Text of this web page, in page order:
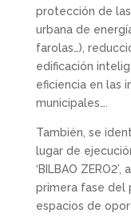
protección de
urbana de
farolas…),
edificación
eficiencia en las
municipales….
También, se
lugar de
‘BILBAO
primera fase del
espacios de